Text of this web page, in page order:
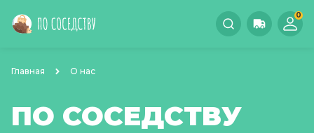
0
Главная О нас
ПО СОСЕДСТВУ